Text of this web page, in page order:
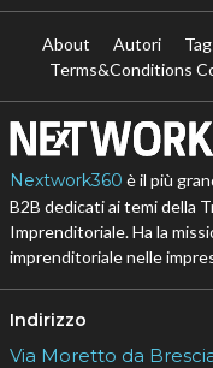
About Autori
Terms&Conditions
Nextwork360 è il più
B2B dedicati ai temi della
Imprenditoriale. Ha la
imprenditoriale nelle
Indirizzo
Via Moretto da